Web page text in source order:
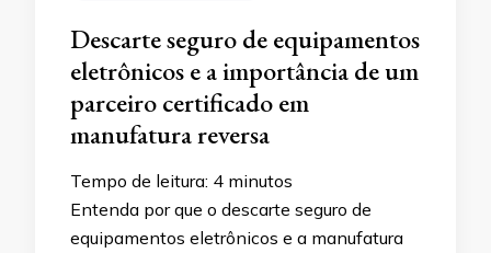
Descarte seguro de equipamentos
eletrônicos e a importância de um
parceiro certificado em
manufatura reversa
Tempo de leitura: 4 minutos
Entenda por que o descarte seguro de
equipamentos eletrônicos e a manufatura